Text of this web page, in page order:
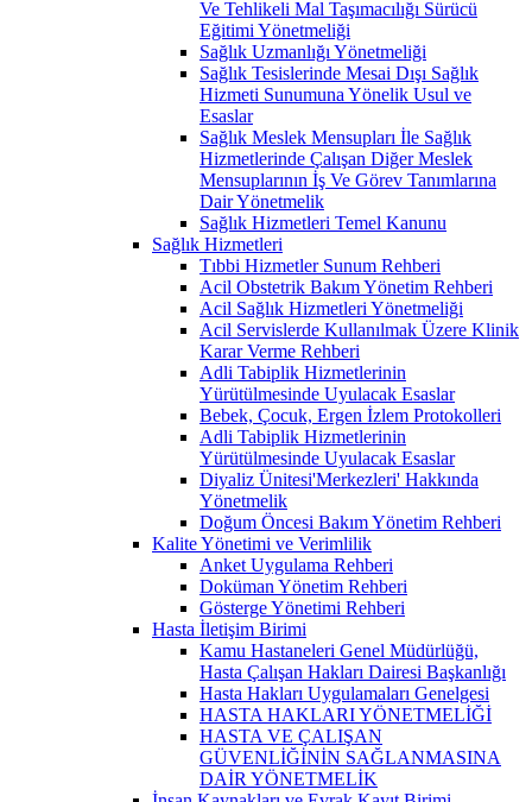
Ve Tehlikeli Mal Taşımacılığı Sürücü
Eğitimi Yönetmeliği
Sağlık Uzmanlığı Yönetmeliği
Sağlık Tesislerinde Mesai Dışı Sağlık
Hizmeti Sunumuna Yönelik Usul ve
Esaslar
Sağlık Meslek Mensupları İle Sağlık
Hizmetlerinde Çalışan Diğer Meslek
Mensuplarının İş Ve Görev Tanımlarına
Dair Yönetmelik
Sağlık Hizmetleri Temel Kanunu
Sağlık Hizmetleri
Tıbbi Hizmetler Sunum Rehberi
Acil Obstetrik Bakım Yönetim Rehberi
Acil Sağlık Hizmetleri Yönetmeliği
Acil Servislerde Kullanılmak Üzere Klinik
Karar Verme Rehberi
Adli Tabiplik Hizmetlerinin
Yürütülmesinde Uyulacak Esaslar
Bebek, Çocuk, Ergen İzlem Protokolleri
Adli Tabiplik Hizmetlerinin
Yürütülmesinde Uyulacak Esaslar
Diyaliz Ünitesi'Merkezleri' Hakkında
Yönetmelik
Doğum Öncesi Bakım Yönetim Rehberi
Kalite Yönetimi ve Verimlilik
Anket Uygulama Rehberi
Doküman Yönetim Rehberi
Gösterge Yönetimi Rehberi
Hasta İletişim Birimi
Kamu Hastaneleri Genel Müdürlüğü,
Hasta Çalışan Hakları Dairesi Başkanlığı
Hasta Hakları Uygulamaları Genelgesi
HASTA HAKLARI YÖNETMELİĞİ
HASTA VE ÇALIŞAN
GÜVENLİĞİNİN SAĞLANMASINA
DAİR YÖNETMELİK